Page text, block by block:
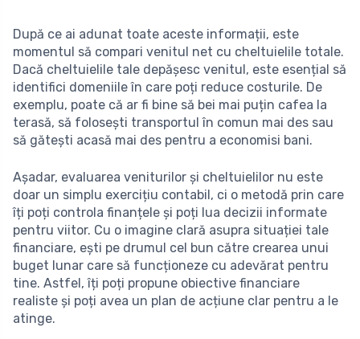
După ce ai adunat toate aceste informații, este
momentul să compari venitul net cu cheltuielile totale.
Dacă cheltuielile tale depășesc venitul, este esențial să
identifici domeniile în care poți reduce costurile. De
exemplu, poate că ar fi bine să bei mai puțin cafea la
terasă, să folosești transportul în comun mai des sau
să gătești acasă mai des pentru a economisi bani.
Așadar, evaluarea veniturilor și cheltuielilor nu este
doar un simplu exercițiu contabil, ci o metodă prin care
îți poți controla finanțele și poți lua decizii informate
pentru viitor. Cu o imagine clară asupra situației tale
financiare, ești pe drumul cel bun către crearea unui
buget lunar care să funcționeze cu adevărat pentru
tine. Astfel, îți poți propune obiective financiare
realiste și poți avea un plan de acțiune clar pentru a le
atinge.